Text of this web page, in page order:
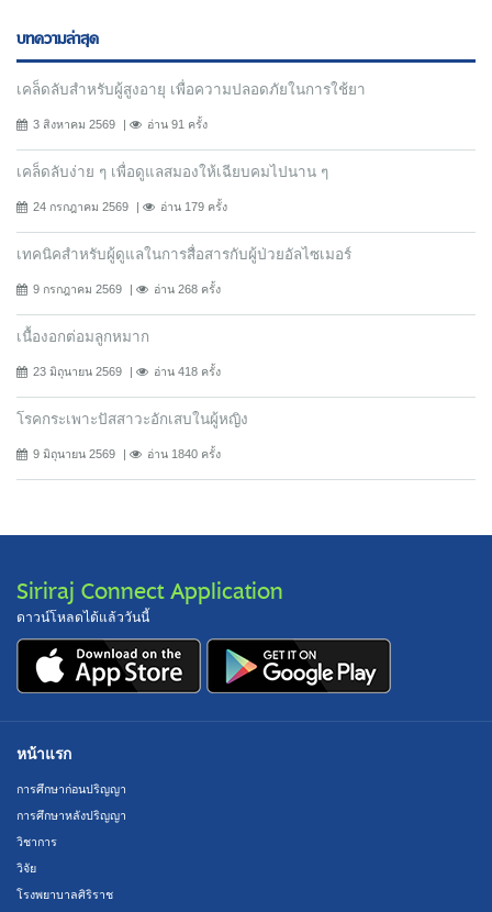
บทความล่าสุด
เคล็ดลับสำหรับผู้สูงอายุ เพื่อความปลอดภัยในการใช้ยา
3 สิงหาคม 2569 อ่าน 91 ครั้ง
เคล็ดลับง่าย ๆ เพื่อดูแลสมองให้เฉียบคมไปนาน ๆ
24 กรกฎาคม 2569 อ่าน 179 ครั้ง
เทคนิคสำหรับผู้ดูแลในการสื่อสารกับผู้ป่วยอัลไซเมอร์
9 กรกฎาคม 2569 อ่าน 268 ครั้ง
เนื้องอกต่อมลูกหมาก
23 มิถุนายน 2569 อ่าน 418 ครั้ง
โรคกระเพาะปัสสาวะอักเสบในผู้หญิง
9 มิถุนายน 2569 อ่าน 1840 ครั้ง
Siriraj Connect Application
ดาวน์โหลดได้แล้ววันนี้
หน้าแรก
การศึกษาก่อนปริญญา
การศึกษาหลังปริญญา
วิชาการ
วิจัย
โรงพยาบาลศิริราช